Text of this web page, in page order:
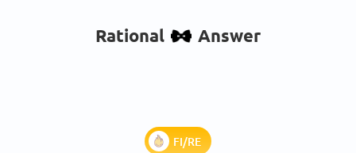
Rational Answer
FI/RE